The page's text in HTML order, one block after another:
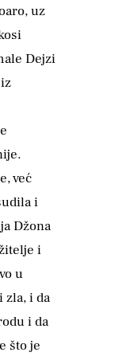
uz
Dejzi
već
i
Džona
i
u
zla, i da
i da
što je